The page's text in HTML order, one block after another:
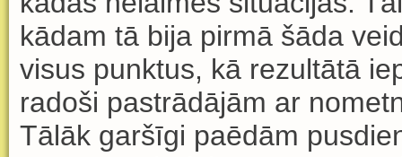
kādam tābija pirmāšāda
visus punktus, kārezultātā
radoši pastrādājām ar
Tālāk garšīgi paēdām